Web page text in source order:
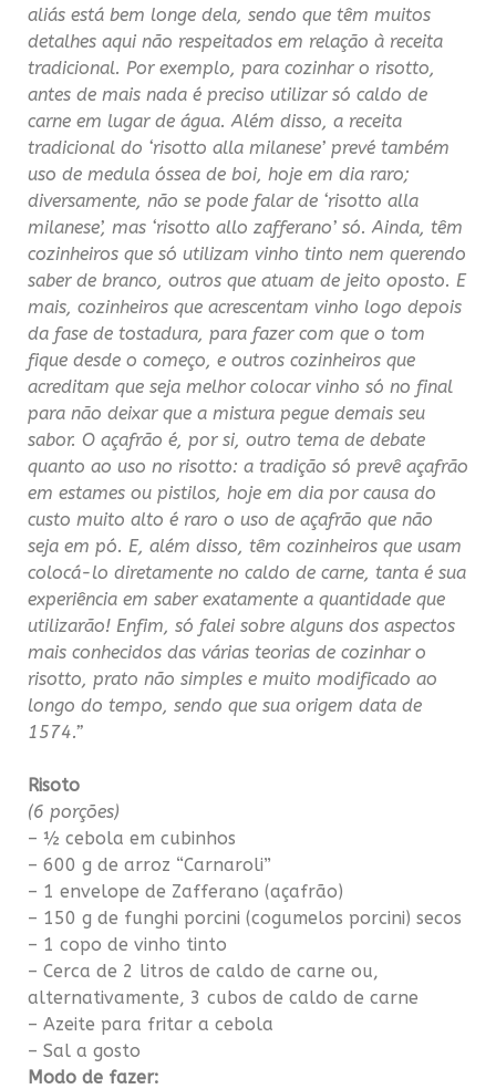
aliás está bem longe dela, sendo que têm muitos
detalhes aqui não respeitados em relação à receita
tradicional. Por exemplo, para cozinhar o risotto,
antes de mais nada é preciso utilizar só caldo de
carne em lugar de água. Além disso, a receita
tradicional do ‘risotto alla milanese’ prevé também
uso de medula óssea de boi, hoje em dia raro;
diversamente, não se pode falar de ‘risotto alla
milanese’, mas ‘risotto allo zafferano’ só. Ainda, têm
cozinheiros que só utilizam vinho tinto nem querendo
saber de branco, outros que atuam de jeito oposto. E
mais, cozinheiros que acrescentam vinho logo depois
da fase de tostadura, para fazer com que o tom
fique desde o começo, e outros cozinheiros que
acreditam que seja melhor colocar vinho só no final
para não deixar que a mistura pegue demais seu
sabor. O açafrão é, por si, outro tema de debate
quanto ao uso no risotto: a tradição só prevê açafrão
em estames ou pistilos, hoje em dia por causa do
custo muito alto é raro o uso de açafrão que não
seja em pó. E, além disso, têm cozinheiros que usam
colocá-lo diretamente no caldo de carne, tanta é sua
experiência em saber exatamente a quantidade que
utilizarão! Enfim, só falei sobre alguns dos aspectos
mais conhecidos das várias teorias de cozinhar o
risotto, prato não simples e muito modificado ao
longo do tempo, sendo que sua origem data de
1574.”
Risoto
(6 porções)
– ½ cebola em cubinhos
– 600 g de arroz “Carnaroli”
– 1 envelope de Zafferano (açafrão)
– 150 g de funghi porcini (cogumelos porcini) secos
– 1 copo de vinho tinto
– Cerca de 2 litros de caldo de carne ou,
alternativamente, 3 cubos de caldo de carne
– Azeite para fritar a cebola
– Sal a gosto
Modo de fazer: